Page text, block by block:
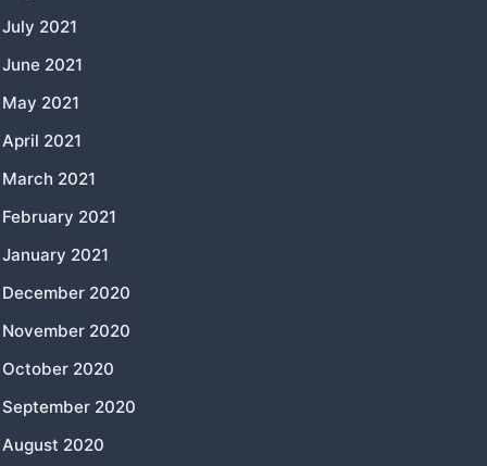
July 2021
June 2021
May 2021
April 2021
March 2021
February 2021
January 2021
December 2020
November 2020
October 2020
September 2020
August 2020